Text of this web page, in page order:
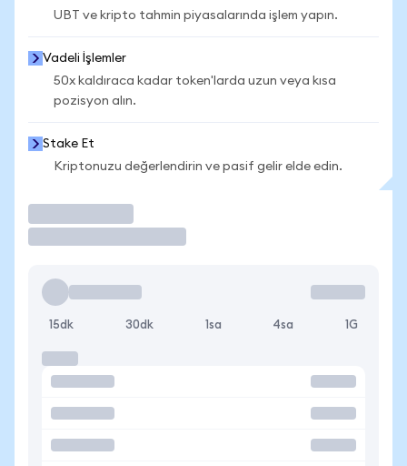
UBT ve kripto tahmin piyasalarında işlem yapın.
Vadeli İşlemler
50x kaldıraca kadar token'larda uzun veya kısa
pozisyon alın.
Stake Et
Kriptonuzu değerlendirin ve pasif gelir elde edin.
15dk 30dk 1sa 4sa 1G